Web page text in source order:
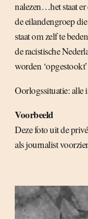
nalezen…het staat
de eilandengroep
staat om zelf te
de racistische
worden
Oorlogssituatie: alle
Voorbeeld
Deze foto uit de
als journalist